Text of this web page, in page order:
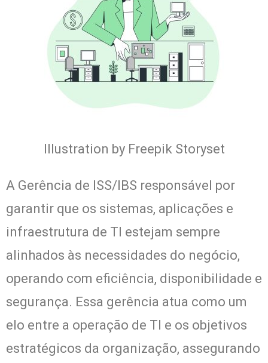
Illustration by Freepik Storyset
A Gerência de ISS/IBS responsável por
garantir que os sistemas, aplicações e
infraestrutura de TI estejam sempre
alinhados às necessidades do negócio,
operando com eficiência, disponibilidade e
segurança. Essa gerência atua como um
elo entre a operação de TI e os objetivos
estratégicos da organização, assegurando